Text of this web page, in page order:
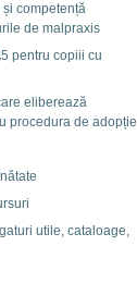
competență
de malpraxis
pentru copiii cu
eliberează
procedura de adopție
utile, cataloage,